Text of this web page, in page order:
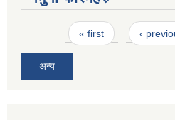
Pages« first ‹
अन्य